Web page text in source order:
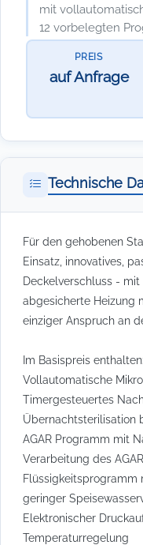
mit
12 vorbelegten
PREIS
auf Anfrage
Technische
Für den gehobenen
Einsatz, innovatives,
Deckelverschluss -
abgesicherte Heizung
einziger Anspruch an
Im Basispreis enthalten:
Vollautomatische
Timergesteuertes
Übernachtsterilisation
AGAR Programm mit
Verarbeitung des
Flüssigkeitsprogramm
geringer
Elektronischer
Temperaturregelung